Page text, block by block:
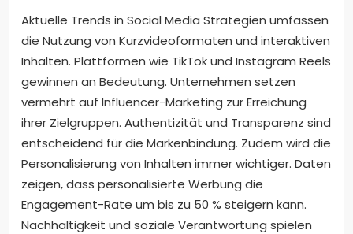
Aktuelle Trends in Social Media Strategien umfassen
die Nutzung von Kurzvideoformaten und interaktiven
Inhalten. Plattformen wie TikTok und Instagram Reels
gewinnen an Bedeutung. Unternehmen setzen
vermehrt auf Influencer-Marketing zur Erreichung
ihrer Zielgruppen. Authentizität und Transparenz sind
entscheidend für die Markenbindung. Zudem wird die
Personalisierung von Inhalten immer wichtiger. Daten
zeigen, dass personalisierte Werbung die
Engagement-Rate um bis zu 50 % steigern kann.
Nachhaltigkeit und soziale Verantwortung spielen